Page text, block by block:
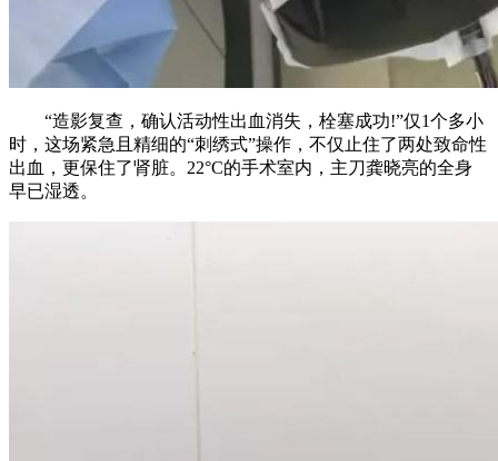
“造影复查，确认活动性出血消失，栓塞成功!”仅1个多小
时，这场紧急且精细的“刺绣式”操作，不仅止住了两处致命性
出血，更保住了肾脏。22°C的手术室内，主刀龚晓亮的全身
早已湿透。